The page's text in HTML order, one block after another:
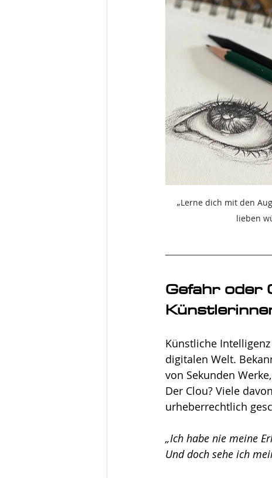
„Lerne dich mit den
lieben
Gefahr oder
Künstliche
digitalen Welt.
von Sekunden
Der Clou? Viele
urheberrechtlich
„Ich habe nie meine
Und doch sehe ich